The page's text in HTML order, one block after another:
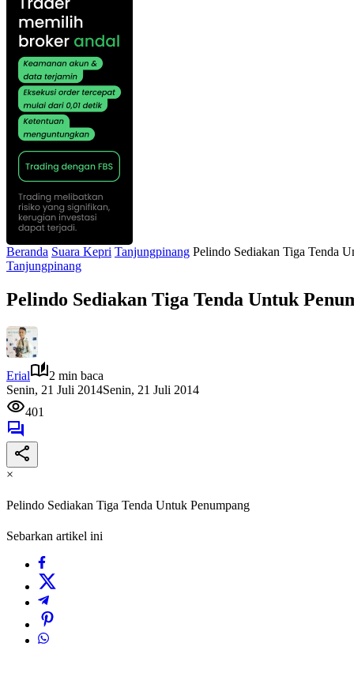
Beranda Suara Kepri Tanjungpinang Pelindo Sediakan Tiga Tenda
Tanjungpinang
Pelindo Sediakan Tiga Tenda Untuk
Erial
2 min baca
Senin, 21 Juli 2014Senin, 21 Juli 2014
401
×
Pelindo Sediakan Tiga Tenda Untuk Penumpang
Sebarkan artikel ini